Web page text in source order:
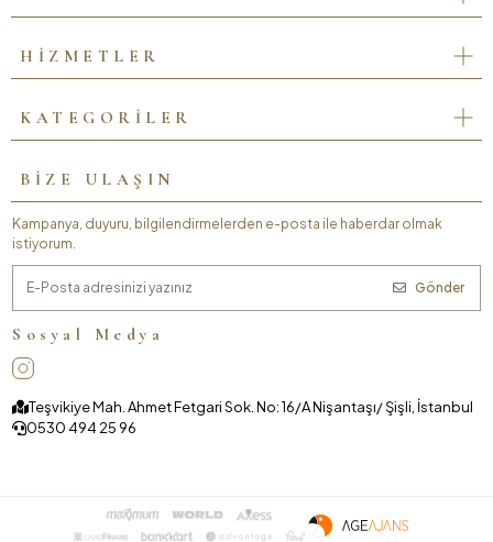
HİZMETLER
KATEGORİLER
BİZE ULAŞIN
Kampanya, duyuru, bilgilendirmelerden e-posta ile haberdar olmak
istiyorum.
Gönder
Sosyal Medya
Teşvikiye Mah. Ahmet Fetgari Sok. No: 16/A Nişantaşı/ Şişli, İstanbul
0530 494 25 96